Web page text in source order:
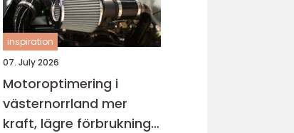
inspiration
07. July 2026
Motoroptimering i
västernorrland mer
kraft, lägre förbrukning